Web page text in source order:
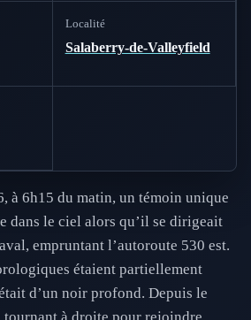
Localité
Salaberry-de-Valleyfield
à 6h15 du matin, un témoin unique
dans le ciel alors qu’il se dirigeait
empruntant l’autoroute 530 est.
étaient partiellement
d’un noir profond. Depuis le